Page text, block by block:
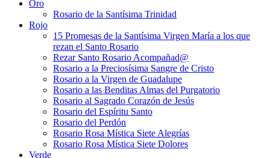
Oro
Rosario de la Santísima Trinidad
Rojo
15 Promesas de la Santísima Virgen María a los que
rezan el Santo Rosario
Rezar Santo Rosario Acompañad@
Rosario a la Preciosísima Sangre de Cristo
Rosario a la Virgen de Guadalupe
Rosario a las Benditas Almas del Purgatorio
Rosario al Sagrado Corazón de Jesús
Rosario del Espíritu Santo
Rosario del Perdón
Rosario Rosa Mística Siete Alegrías
Rosario Rosa Mística Siete Dolores
Verde